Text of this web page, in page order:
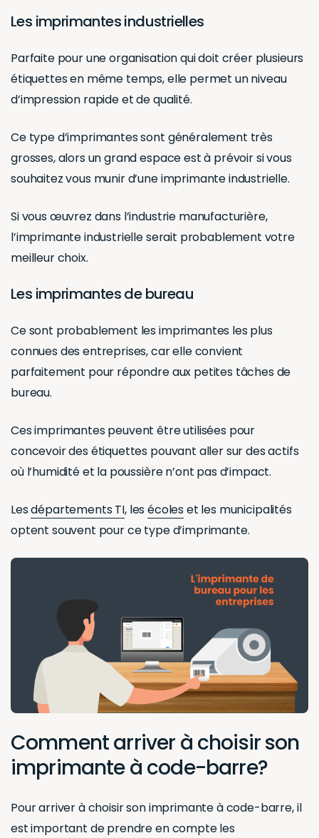
Les imprimantes industrielles
Parfaite pour une organisation qui doit créer plusieurs
étiquettes en même temps, elle permet un niveau
d’impression rapide et de qualité.
Ce type d’imprimantes sont généralement très
grosses, alors un grand espace est à prévoir si vous
souhaitez vous munir d’une imprimante industrielle.
Si vous œuvrez dans l’industrie manufacturière,
l’imprimante industrielle serait probablement votre
meilleur choix.
Les imprimantes de bureau
Ce sont probablement les imprimantes les plus
connues des entreprises, car elle convient
parfaitement pour répondre aux petites tâches de
bureau.
Ces imprimantes peuvent être utilisées pour
concevoir des étiquettes pouvant aller sur des actifs
où l’humidité et la poussière n’ont pas d’impact.
Lesdépartements TI, lesécoleset les municipalités
optent souvent pour ce type d’imprimante.
Comment arriver à choisir son
imprimante à code-barre?
Pour arriver à choisir son imprimante à code-barre, il
est important de prendre en compte les